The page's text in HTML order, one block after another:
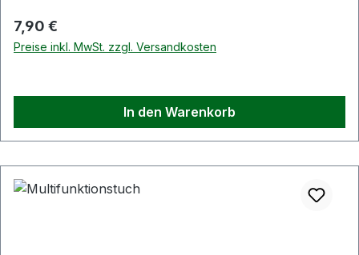
Regulärer Preis:
7,90 €
Preise inkl. MwSt. zzgl. Versandkosten
In den Warenkorb